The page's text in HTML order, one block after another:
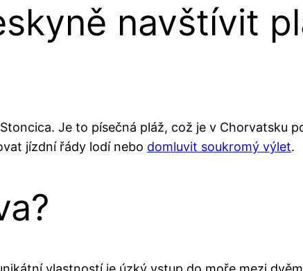
navštívit
Je to písečná pláž, což je v Chorvatsku
jízdní řády lodí nebo domluvit soukromý výlet.